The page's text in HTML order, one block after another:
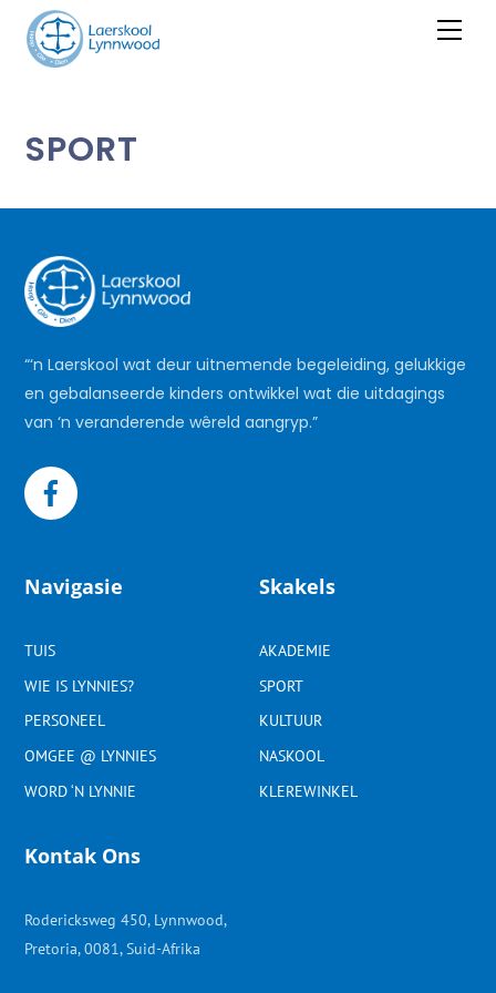
content
SPORT
“‘n Laerskool wat deur uitnemende begeleiding, gelukkige
en gebalanseerde kinders ontwikkel wat die uitdagings
van ‘n veranderende wêreld aangryp.”
Navigasie
TUIS
WIE IS LYNNIES?
PERSONEEL
OMGEE @ LYNNIES
WORD ‘N LYNNIE
Skakels
AKADEMIE
SPORT
KULTUUR
NASKOOL
KLEREWINKEL
Kontak Ons
Rodericksweg 450, Lynnwood,
Pretoria, 0081, Suid-Afrika